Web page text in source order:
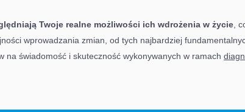
Twoje realne możliwości ich wdrożenia w życie ,
wprowadzania zmian, od tych najbardziej
na świadomość i skuteczność wykonywanych w ramach